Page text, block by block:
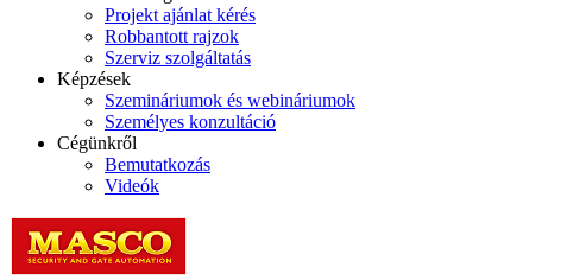
Projekt ajánlat kérés
Robbantott rajzok
Szerviz szolgáltatás
Képzések
Szemináriumok és webináriumok
Személyes konzultáció
Cégünkről
Bemutatkozás
Videók